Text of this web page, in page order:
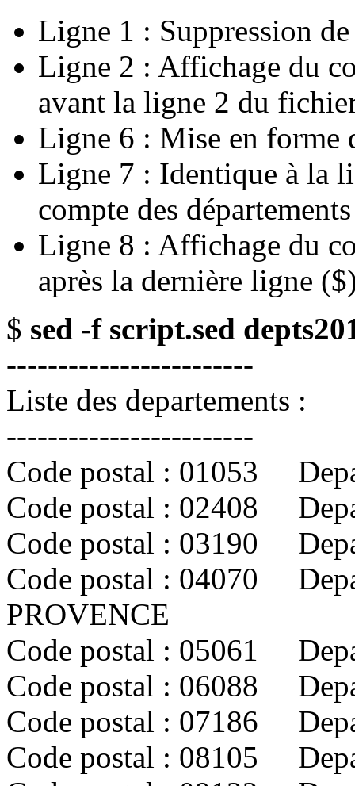
Ligne 1 : Suppression
Ligne 2 : Affichage du
avant la ligne 2 du
Ligne 6 : Mise en forme
Ligne 7 : Identique à la
compte des
Ligne 8 : Affichage du
après la dernière ligne
$ sed -f script.sed
------------------------
Liste des departements :
------------------------
Code postal : 01053
Code postal : 02408
Code postal : 03190
Code postal : 04070
PROVENCE
Code postal : 05061
Code postal : 06088
Code postal : 07186
Code postal : 08105